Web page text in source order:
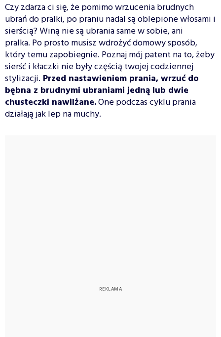
Czy zdarza ci się, że pomimo wrzucenia brudnych
ubrań do pralki, po praniu nadal są oblepione włosami i
sierścią? Winą nie są ubrania same w sobie, ani
pralka. Po prosto musisz wdrożyć domowy sposób,
który temu zapobiegnie. Poznaj mój patent na to, żeby
sierść i kłaczki nie były częścią twojej codziennej
stylizacji. Przed nastawieniem prania, wrzuć do
bębna z brudnymi ubraniami jedną lub dwie
chusteczki nawilżane.One podczas cyklu prania
działają jak lep na muchy.